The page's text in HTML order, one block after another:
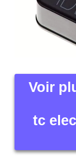
Voir
tc